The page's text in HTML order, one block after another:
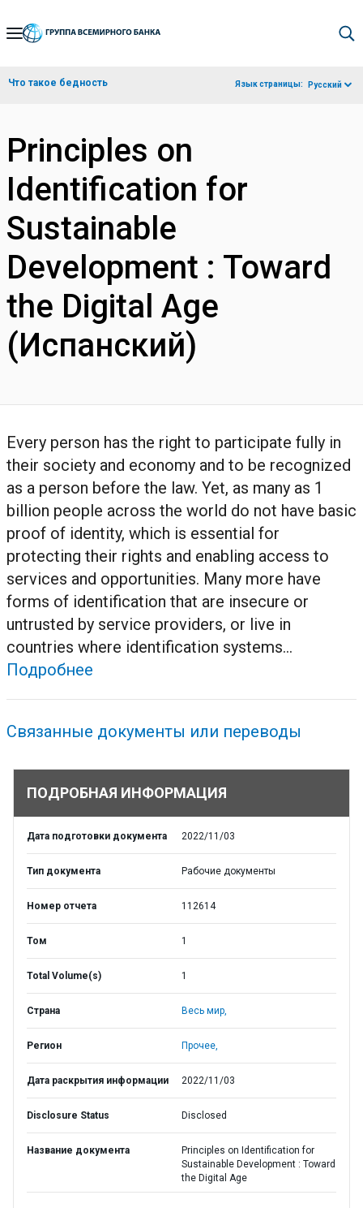
Skip
Navigation
Что такое бедность Язык страницы: Русский
Principles on
Identification for
Sustainable
Development : Toward
the Digital Age
(Испанский)
Every person has the right to participate fully in
their society and economy and to be recognized
as a person before the law. Yet, as many as 1
billion people across the world do not have basic
proof of identity, which is essential for
protecting their rights and enabling access to
services and opportunities. Many more have
forms of identification that are insecure or
untrusted by service providers, or live in
countries where identification systems...
Подробнее
Связанные документы или переводы
ПОДРОБНАЯ ИНФОРМАЦИЯ
Дата подготовки документа 2022/11/03
Тип документа Рабочие документы
Номер отчета 112614
Том 1
Total Volume(s) 1
Страна Весь мир,
Регион Прочее,
Дата раскрытия информации 2022/11/03
Disclosure Status Disclosed
Название документа
Principles on Identification for
Sustainable Development : Toward
the Digital Age